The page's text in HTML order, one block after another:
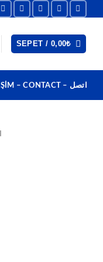
SEPET / 0,00₺
İLETİŞİM – CONTACT – اتصل